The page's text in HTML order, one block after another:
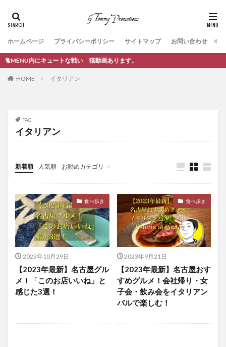
ホームページ プライバシーポリシー サイトマップ お問い合わせ
内にキュートな戦い 猫動画あります。
HOME イタリアン
TAG
イタリアン
新着順 人気順 お勧めカテゴリ
ブログ作成
食べ歩き
2023年10月29日
【2023年最新】名古屋グル
メ！「このお店いいね」と
感じた3選！
食べ歩き
2023年9月21日
【2023年最新】名古屋おす
すめグルメ！会社帰り・女
子会・飲み会をイタリアン
バルで楽しむ！